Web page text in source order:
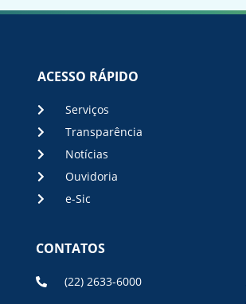
ACESSO RÁPIDO
Serviços
Transparência
Notícias
Ouvidoria
e-Sic
CONTATOS
(22) 2633-6000